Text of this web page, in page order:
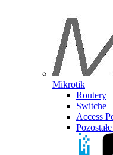
Mikrotik
Routery
Switche
Access